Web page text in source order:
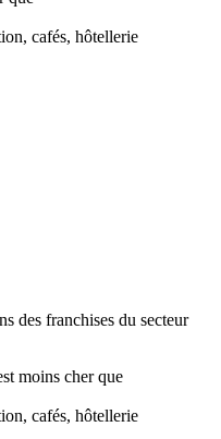
cafés, hôtellerie
des franchises du secteur
moins cher que
cafés, hôtellerie